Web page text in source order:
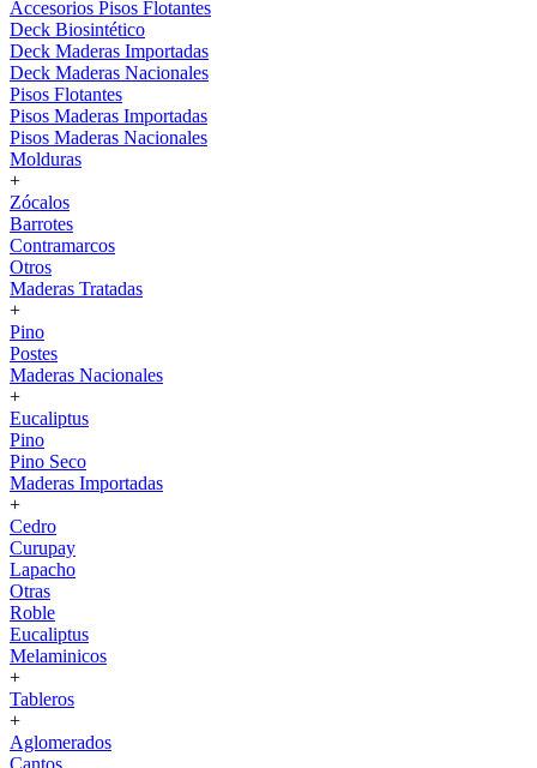
Accesorios Pisos Flotantes
Deck Biosintético
Deck Maderas Importadas
Deck Maderas Nacionales
Pisos Flotantes
Pisos Maderas Importadas
Pisos Maderas Nacionales
Molduras
+
Zócalos
Barrotes
Contramarcos
Otros
Maderas Tratadas
+
Pino
Postes
Maderas Nacionales
+
Eucaliptus
Pino
Pino Seco
Maderas Importadas
+
Cedro
Curupay
Lapacho
Otras
Roble
Eucaliptus
Melaminicos
+
Tableros
+
Aglomerados
Cantos